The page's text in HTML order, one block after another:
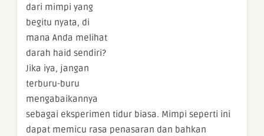
dari mimpi yang
begitu nyata, di
mana Anda melihat
darah haid sendiri?
Jika iya, jangan
terburu-buru
mengabaikannya
sebagai eksperimen tidur biasa. Mimpi seperti ini
dapat memicu rasa penasaran dan bahkan